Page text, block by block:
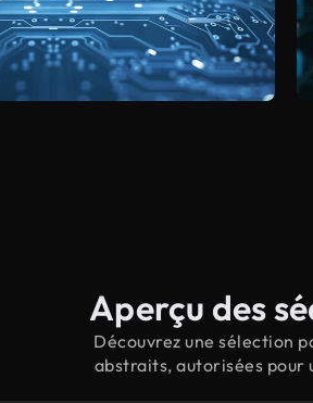
Aperçu des
Découvrez une sélection
abstraits, autorisées pour